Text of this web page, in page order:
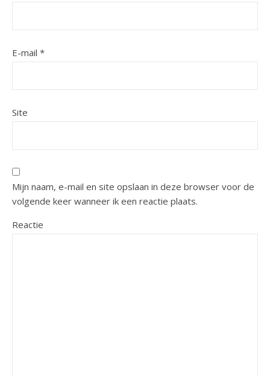
E-mail *
Site
Mijn naam, e-mail en site opslaan in deze browser voor de
volgende keer wanneer ik een reactie plaats.
Reactie